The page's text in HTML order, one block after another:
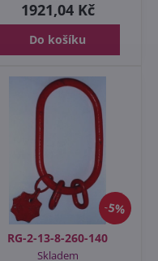
1921,04 Kč
Do košíku
5%
RG-2-13-8-260-140
Skladem